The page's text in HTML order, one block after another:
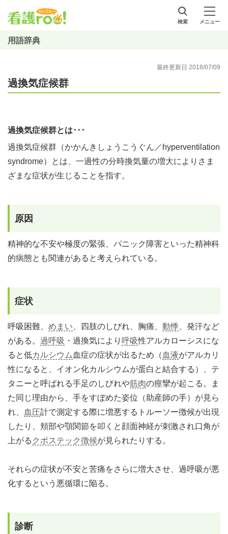
検索 メニュー
用語辞典
最終更新日 2018/07/09
過換気症候群
過換気症候群とは･･･
過換気症候群（かかんきしょうこうぐん／hyperventilation
syndrome）とは、一過性の分時換気量の増大によりさま
ざまな症状が生じることを指す。
原因
精神的な不安や極度の緊張、パニック障害といった精神科
的病態とも関連があると考えられている。
症状
呼吸困難、 めまい 、四肢のしびれ、胸痛、 動悸 、発汗など
がある。 過呼吸 ・過換気により 呼吸性アルカローシスにな
ると低カルシウム 血症の症状が出るため（ 血液がアルカリ
性になると、イオン化カルシウムが蛋白と結合する）、テ
タニーと呼ばれる手足のしびれや筋肉の痙攣が起こる。ま
た同じ理由から、手をすぼめた姿位（助産師の手）が見ら
れ、
血圧計で測定する際に増悪するトルーソー徴候が出現
したり、頬部や顎関節を叩くと顔面神経が刺激され口角が
上がる クボステック徴候が見られたりする。
それらの症状が不安と苦痛をさらに増大させ、過呼吸が悪
化するという悪循環に陥る。
診断